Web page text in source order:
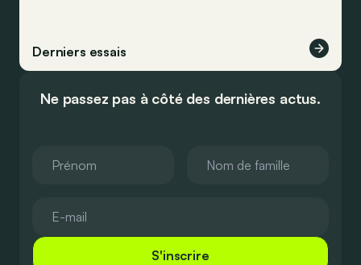
Derniers essais
Ne passez pas à côté des dernières actus.
S'inscrire